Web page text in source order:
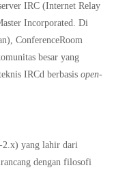
IRC (Internet Relay
Incorporated. Di
ConferenceRoom
besar yang
IRCd berbasis open-
2.x) yang lahir dari
dengan filosofi